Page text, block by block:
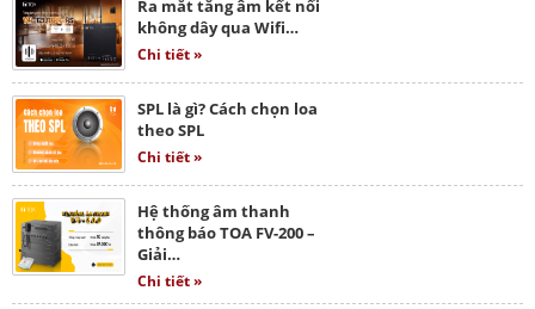
Ra mắt tăng âm kết nối
không dây qua Wifi…
Chi tiết »
SPL là gì? Cách chọn loa
theo SPL
Chi tiết »
Hệ thống âm thanh
thông báo TOA FV-200 –
Giải…
Chi tiết »